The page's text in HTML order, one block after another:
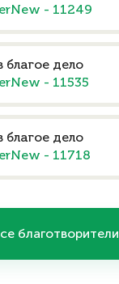
- 11249
благое дело
- 11535
благое дело
- 11718
благотворители